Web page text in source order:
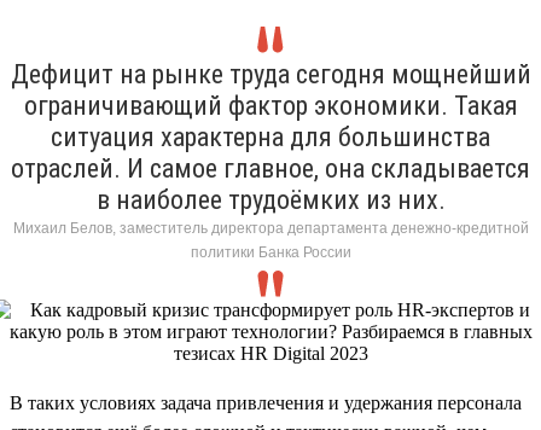
Дефицит на рынке труда сегодня мощнейший
ограничивающий фактор экономики. Такая
ситуация характерна для большинства
отраслей. И самое главное, она складывается
в наиболее трудоёмких из них.
Михаил Белов, заместитель директора департамента денежно-кредитной
политики Банка России
В таких условиях задача привлечения и удержания персонала